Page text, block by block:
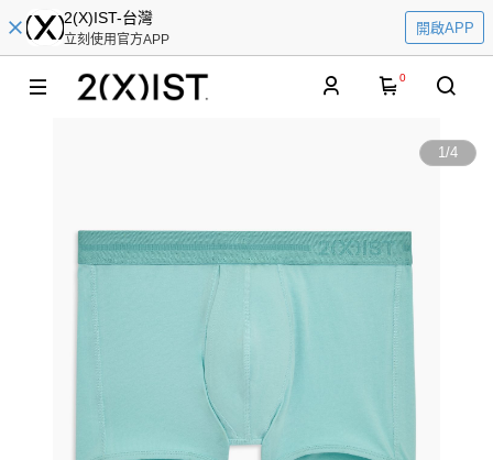
2(X)IST-台灣
立刻使用官方APP
開啟APP
0
1/4